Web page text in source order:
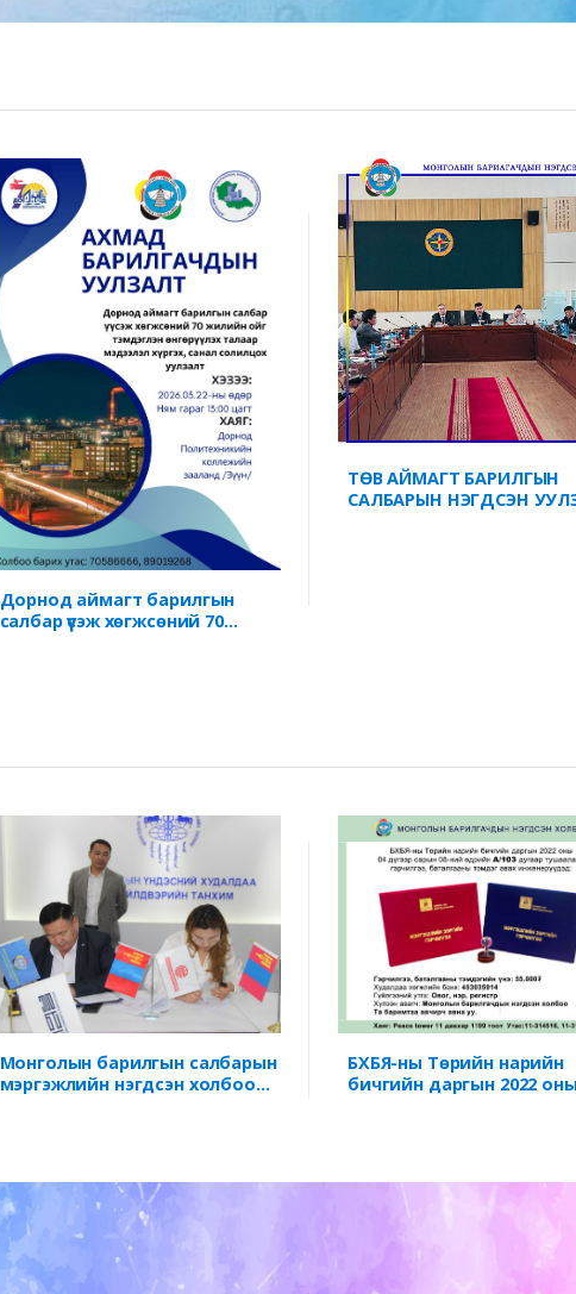
Дорнод аймагт барилгын
салбар үүсэж хөгжсөний 70
ТӨВ АЙМАГТ БАРИЛГЫН
САЛБАРЫН НЭГДСЭН
Монголын барилгын салбарын
мэргэжлийн нэгдсэн холбоо
БХБЯ-ны Төрийн нарийн
бичгийн даргын 2022